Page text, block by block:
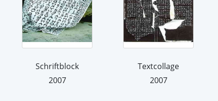
Schriftblock
2007
Textcollage
2007